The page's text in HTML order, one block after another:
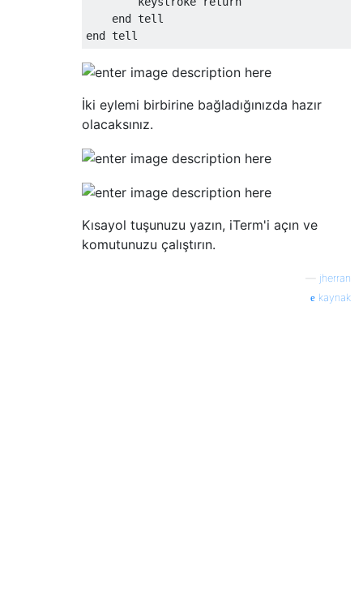
    end tell
İki eylemi birbirine bağladığınızda hazır
olacaksınız.
Kısayol tuşunuzu yazın, iTerm'i açın ve
komutunuzu çalıştırın.
jherran
kaynak